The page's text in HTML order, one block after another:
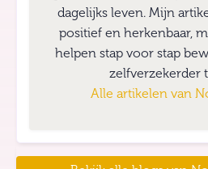
dagelijks leven. Mijn
positief en herkenbaar,
helpen stap voor stap
zelfverzekerder
Alle artikelen van